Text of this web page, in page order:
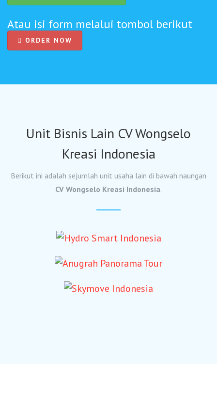
Atau isi form melalui tombol berikut
ORDER NOW
Unit Bisnis Lain CV Wongselo
Kreasi Indonesia
Berikut ini adalah sejumlah unit usaha lain di bawah naungan
CV Wongselo Kreasi Indonesia.